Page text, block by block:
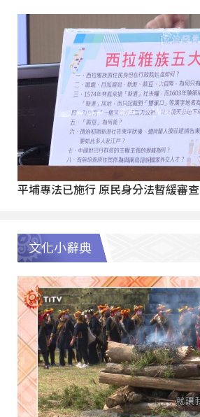
平埔專法已施行 原民身分法暫緩審查
文化小辭典